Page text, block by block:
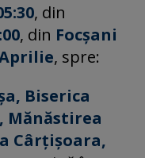
, din
, din Focșani
, spre:
Biserica
Mănăstirea
Cârțișoara,